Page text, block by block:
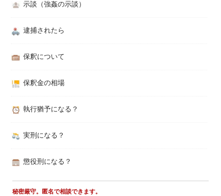
示談（強姦の示談）
逮捕されたら
保釈について
保釈金の相場
執行猶予になる？
実刑になる？
懲役刑になる？
秘密厳守。匿名で相談できます。